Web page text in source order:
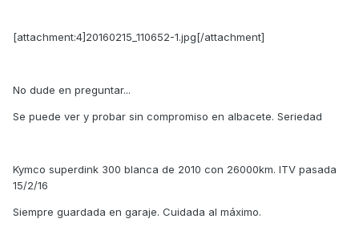
[attachment:4]20160215_110652-1.jpg[/attachment]
No dude en preguntar...
Se puede ver y probar sin compromiso en albacete. Seriedad
Kymco superdink 300 blanca de 2010 con 26000km. ITV pasada
15/2/16
Siempre guardada en garaje. Cuidada al máximo.